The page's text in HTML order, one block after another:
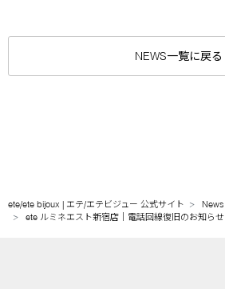
NEWS一覧に戻る
ete/ete bijoux | エテ/エテビジュー 公式サイト
News
ete ルミネエスト新宿店｜電話回線復旧のお知らせ